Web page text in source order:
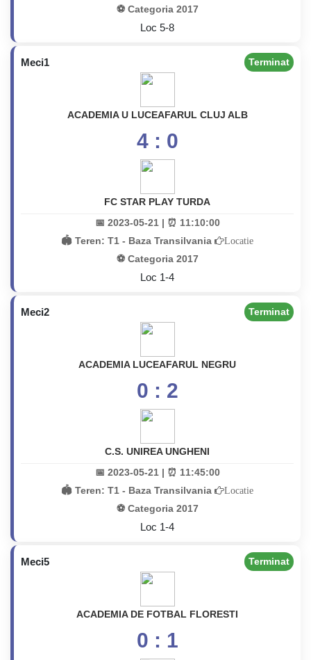
⚽ Categoria 2017
Loc 5-8
Meci1 Terminat
ACADEMIA U LUCEAFARUL CLUJ ALB
4 : 0
FC STAR PLAY TURDA
📅 2023-05-21 | ⏰ 11:10:00
🏟️ Teren: T1 - Baza Transilvania Locatie
⚽ Categoria 2017
Loc 1-4
Meci2 Terminat
ACADEMIA LUCEAFARUL NEGRU
0 : 2
C.S. UNIREA UNGHENI
📅 2023-05-21 | ⏰ 11:45:00
🏟️ Teren: T1 - Baza Transilvania Locatie
⚽ Categoria 2017
Loc 1-4
Meci5 Terminat
ACADEMIA DE FOTBAL FLORESTI
0 : 1